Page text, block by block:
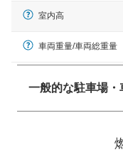
室内高
車両重量/車両総重量
一般的な駐車場
× 長さ 5,000mm 車